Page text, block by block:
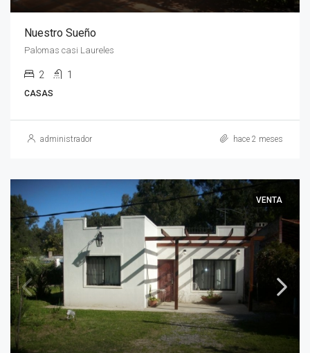
Nuestro Sueño
Palomas casi Laureles
2 1
CASAS
administrador hace 2 meses
VENTA